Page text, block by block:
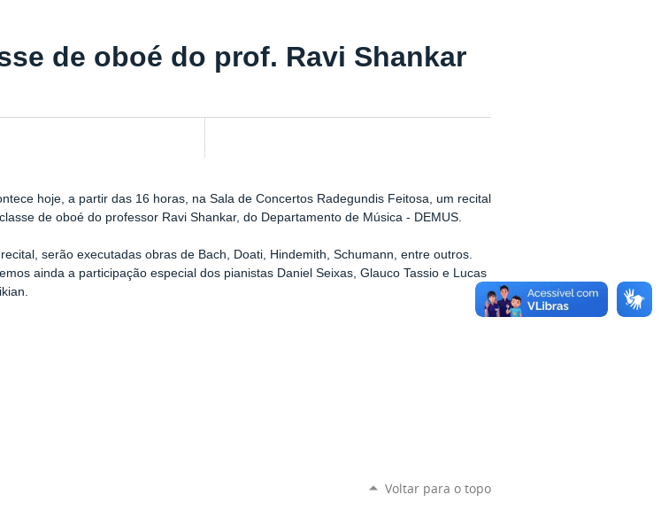
de oboé do prof. Ravi Shankar
hoje, a partir das 16 horas, na Sala de Concertos Radegundis Feitosa, um recital
de oboé do professor Ravi Shankar, do Departamento de Música - DEMUS.
serão executadas obras de Bach, Doati, Hindemith, Schumann, entre outros.
ainda a participação especial dos pianistas Daniel Seixas, Glauco Tassio e Lucas
Voltar para o topo